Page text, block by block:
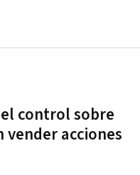
control sobre
vender acciones